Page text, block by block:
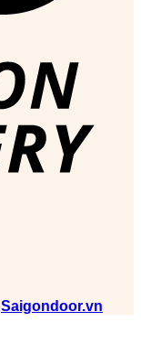
Saigondoor.vn